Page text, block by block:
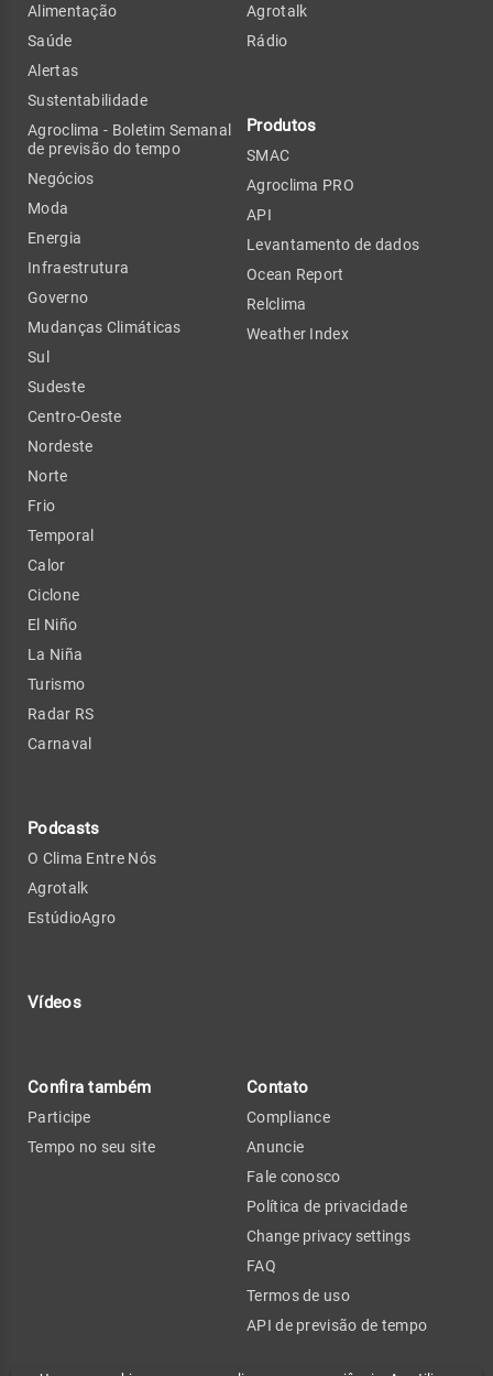
Alimentação
Saúde
Alertas
Sustentabilidade
Agroclima - Boletim Semanal
de previsão do tempo
Negócios
Moda
Energia
Infraestrutura
Governo
Mudanças Climáticas
Sul
Sudeste
Centro-Oeste
Nordeste
Norte
Frio
Temporal
Calor
Ciclone
El Niño
La Niña
Turismo
Radar RS
Carnaval
Podcasts
O Clima Entre Nós
Agrotalk
EstúdioAgro
Vídeos
Agrotalk
Rádio
Produtos
SMAC
Agroclima PRO
API
Levantamento de dados
Ocean Report
Relclima
Weather Index
Confira também
Participe
Tempo no seu site
Contato
Compliance
Anuncie
Fale conosco
Política de privacidade
Change privacy settings
FAQ
Termos de uso
API de previsão de tempo